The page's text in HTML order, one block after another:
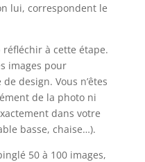
lui, correspondent le
réfléchir à cette étape.
images pour
design. Vous n’êtes
de la photo ni
dans votre
basse, chaise…).
50 à 100 images,